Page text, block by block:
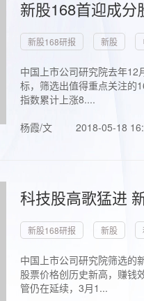
新股168首迎成
新股168研报 新股
中国上市公司研究院去年
标，筛选出值得重点关注的
指数累计上涨8....
杨霞/文
2018-05-18
科技股高歌猛进
新股168研报 新股
中国上市公司研究院筛选的
股票价格创历史新高，赚钱
管仍在延续，3月1...